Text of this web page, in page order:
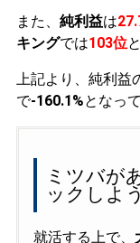
また、 純利益は
キングでは103位
上記より、純利益
で-160.1%となっ
ミツバが
ックしよう
就活する上で、